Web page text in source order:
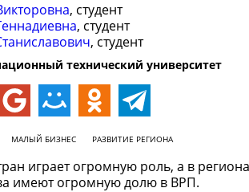
, студент
, студент
, студент
технический университет
МАЛЫЙ БИЗНЕС РАЗВИТИЕ РЕГИОНА
играет огромную роль, а в
имеют огромную долю в ВРП.